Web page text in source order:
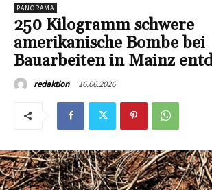
PANORAMA
250 Kilogramm schwere
amerikanische Bombe bei
Bauarbeiten in Mainz
redaktion 16.06.2026